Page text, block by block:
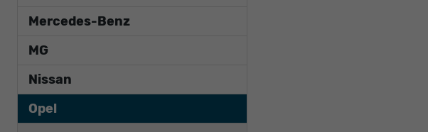
Mercedes-Benz
MG
Nissan
Opel